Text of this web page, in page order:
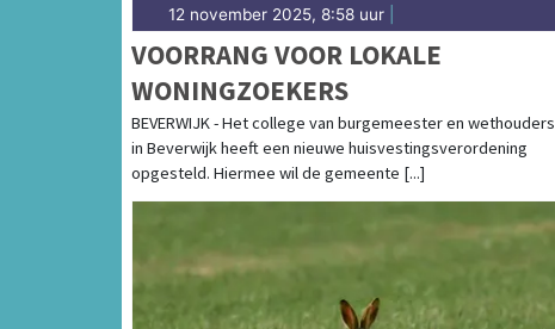
12 november 2025, 8:58 uur
VOORRANG VOOR LOKALE
WONINGZOEKERS
BEVERWIJK - Het college van burgemeester en wethouders
in Beverwijk heeft een nieuwe huisvestingsverordening
opgesteld. Hiermee wil de gemeente [...]